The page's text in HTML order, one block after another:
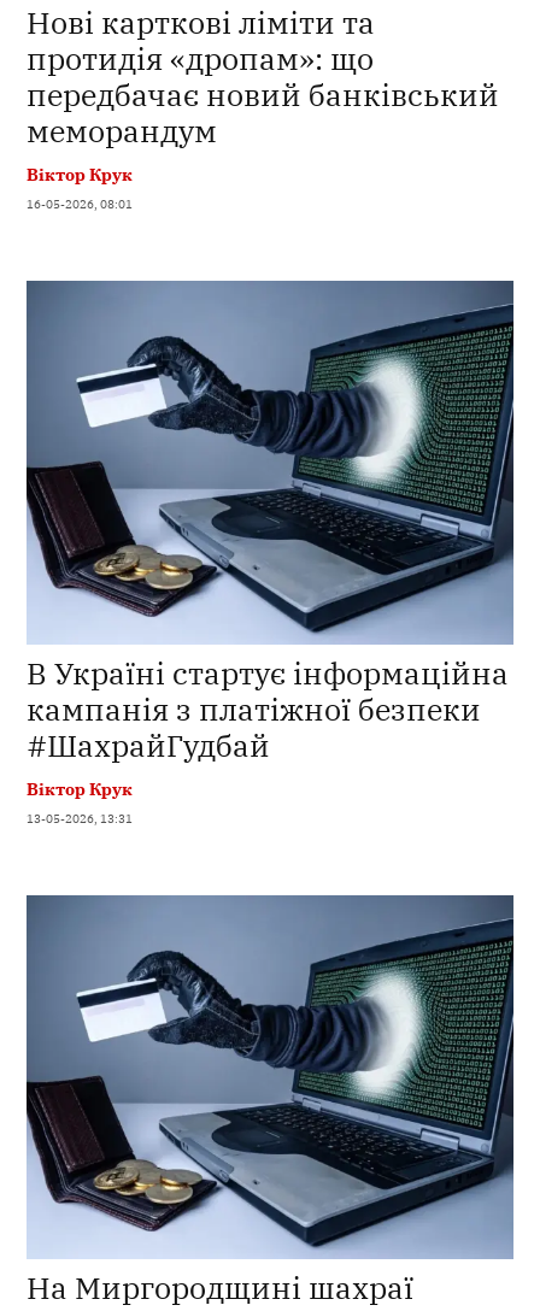
Нові карткові ліміти та
протидія «дропам»: що
передбачає новий банківський
меморандум
Віктор Крук
16-05-2026, 08:01
В Україні стартує інформаційна
кампанія з платіжної безпеки
#ШахрайГудбай
Віктор Крук
13-05-2026, 13:31
На Миргородщині шахраї